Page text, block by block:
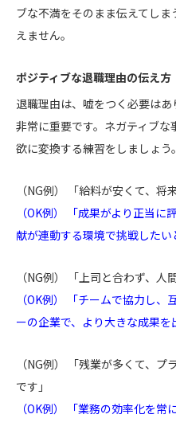
ブな不満をそのまま伝えてし
えません。
ポジティブな退職理由の伝え方
退職理由は、嘘をつく必要は
非常に重要です。ネガティブ
欲に変換する練習をしましょう。
（NG例） 「給料が安くて、将
（OK例） 「成果がより正当
献が連動する環境で挑戦したい
（NG例） 「上司と合わず、人
（OK例） 「チームで協力し
ーの企業で、より大きな成果を
（NG例） 「残業が多くて、
です」
（OK例） 「業務の効率化を